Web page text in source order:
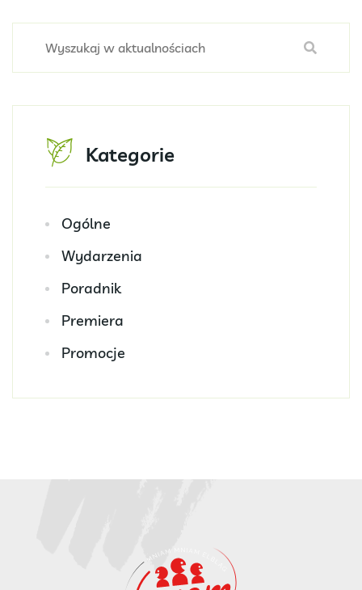
Kategorie
Ogólne
Wydarzenia
Poradnik
Premiera
Promocje